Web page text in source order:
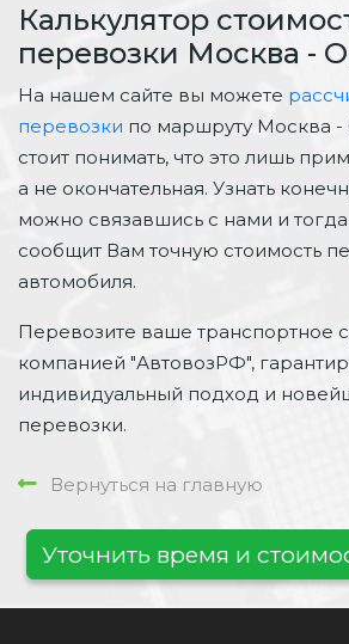
Калькулятор
перевозки Москва -
На нашем сайте вы можете
перевозки по маршруту Москва -
стоит понимать, что это лишь
а не окончательная. Узнать
можно связавшись с нами и
сообщит Вам точную стоимость
автомобиля.
Перевозите ваше транспортное
компанией "АвтовозРФ",
индивидуальный подход и
перевозки.
Вернуться на главную
Уточнить время и